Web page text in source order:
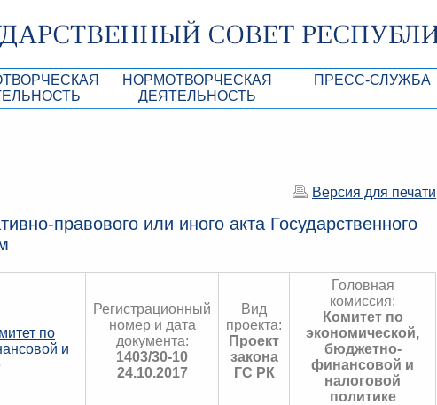
антикоррупционная экспертиза
процесса в РК
законотворчества
НОРМОТВОРЧЕСКАЯ
ДЕЯТЕЛЬНОСТЬ
РК
ПРЕСС-СЛУЖБА
Фотогалерея
Версия для печати
правового или иного акта Государственного
по
и
Регистрационный
номер и дата
документа:
1403/30-10
24.10.2017
Вид
проекта:
Проект
закона
ГС РК
Головная
комиссия:
Комитет по
экономической,
бюджетно-
финансовой и
налоговой
политике